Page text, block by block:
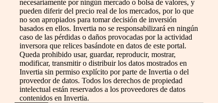
necesariamente por ningún mercado o bolsa de valores, y
pueden diferir del precio real de los mercados, por lo que
no son apropiados para tomar decisión de inversión
basados en ellos. Invertia no se responsabilizará en ningún
caso de las pérdidas o daños provocadas por la actividad
inversora que relices basándote en datos de este portal.
Queda prohibido usar, guardar, reproducir, mostrar,
modificar, transmitir o distribuir los datos mostrados en
Invertia sin permiso explícito por parte de Invertia o del
proveedor de datos. Todos los derechos de propiedad
intelectual están reservados a los proveedores de datos
contenidos en Invertia.